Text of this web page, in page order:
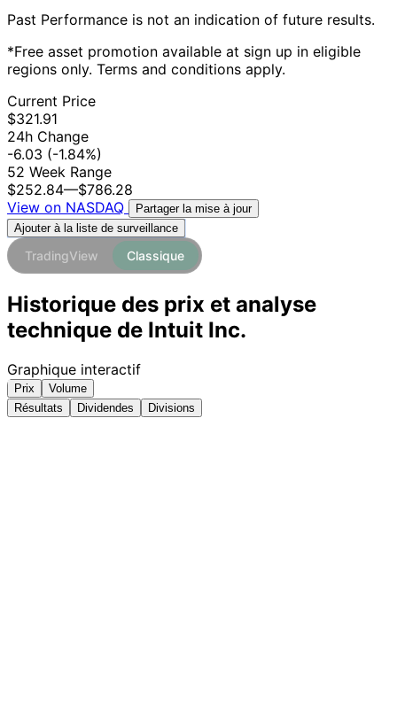
Past Performance is not an indication of future results.
*Free asset promotion available at sign up in eligible
regions only. Terms and conditions apply.
Current Price
$321.91
24h Change
-6.03 (-1.84%)
52 Week Range
$252.84—$786.28
View on NASDAQ
Partager la mise à jour
Ajouter à la liste de surveillance
TradingView Classique
Historique des prix et analyse
technique de Intuit Inc.
Graphique interactif
Prix
Volume
Résultats
Dividendes Divisions